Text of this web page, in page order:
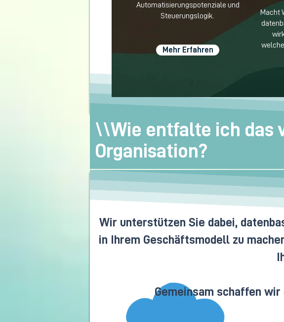
Automatisierungspotenziale und
Steuerungslogik.
Mehr Erfahren
Macht
\\Wie entfalte ich das
Organisation?
Wir unterstützen Sie dabei,
in Ihrem Geschäftsmodell zu
Gemeinsam schaffen